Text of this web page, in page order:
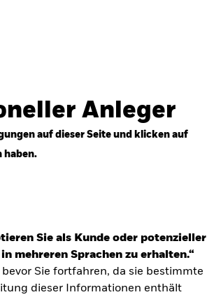
Anleger
auf dieser Seite und klicken auf
haben.
Sie als Kunde oder potenzieller
mehreren Sprachen zu erhalten.“
Sie fortfahren, da sie bestimmte
dieser Informationen enthält